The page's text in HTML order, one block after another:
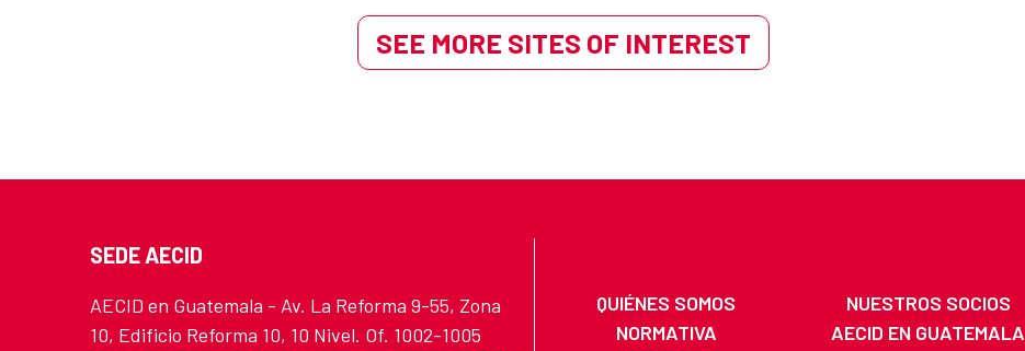
SEE MORE SITES OF INTEREST
SEDE AECID
AECID en Guatemala - Av. La Reforma 9-55, Zona
10, Edificio Reforma 10, 10 Nivel. Of. 1002-1005
QUIÉNES SOMOS NUESTROS SOCIOS
NORMATIVA
AECID EN GUATEMALA